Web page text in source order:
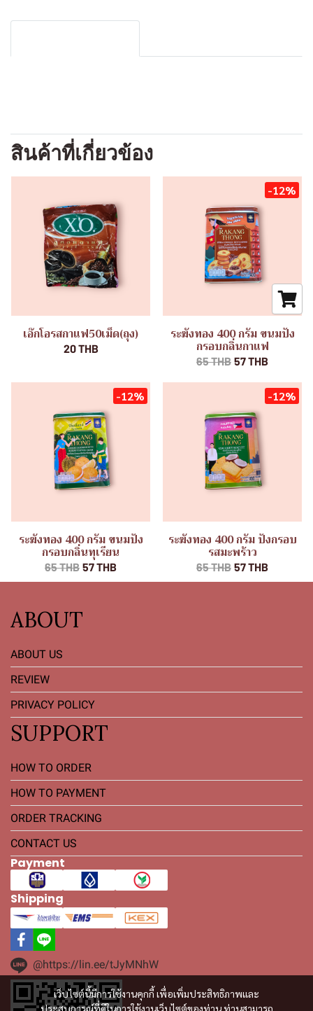
สินค้าที่เกี่ยวข้อง
เอ๊กโอรสกาแฟ50เม็ด(ถุง)
20 THB
-12%
ระฆังทอง 400 กรัม ขนมปัง
กรอบกลิ่นกาแฟ
65 THB 57 THB
-12%
ระฆังทอง 400 กรัม ขนมปัง
กรอบกลิ่นทุเรียน
65 THB 57 THB
-12%
ระฆังทอง 400 กรัม ปังกรอบ
รสมะพร้าว
65 THB 57 THB
เว็บไซต์นี้มีการใช้งานคุกกี้ เพื่อเพิ่มประสิทธิภาพและ
ประสบการณ์ที่ดีในการใช้งานเว็บไซต์ของท่าน ท่านสามารถ
ABOUT
ABOUT US
REVIEW
PRIVACY POLICY
SUPPORT
HOW TO ORDER
HOW TO PAYMENT
ORDER TRACKING
CONTACT US
Payment
Shipping
@https://lin.ee/tJyMNhW